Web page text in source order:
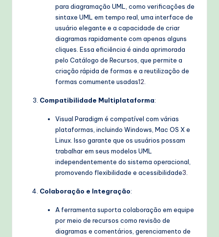
para diagramação UML, como verificações de
sintaxe UML em tempo real, uma interface de
usuário elegante e a capacidade de criar
diagramas rapidamente com apenas alguns
cliques. Essa eficiência é ainda aprimorada
pelo Catálogo de Recursos, que permite a
criação rápida de formas e a reutilização de
formas comumente usadas12
Compatibilidade Multiplataforma:
Visual Paradigm é compatível com várias
plataformas, incluindo Windows, Mac OS X e
Linux. Isso garante que os usuários possam
trabalhar em seus modelos UML
independentemente do sistema operacional,
promovendo flexibilidade e acessibilidade3
Colaboração e Integração:
A ferramenta suporta colaboração em equipe
por meio de recursos como revisão de
diagramas e comentários, gerenciamento de